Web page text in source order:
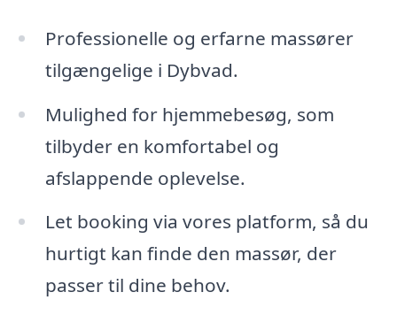
Professionelle og erfarne massører
tilgængelige i Dybvad.
Mulighed for hjemmebesøg, som
tilbyder en komfortabel og
afslappende oplevelse.
Let booking via vores platform, så du
hurtigt kan finde den massør, der
passer til dine behov.